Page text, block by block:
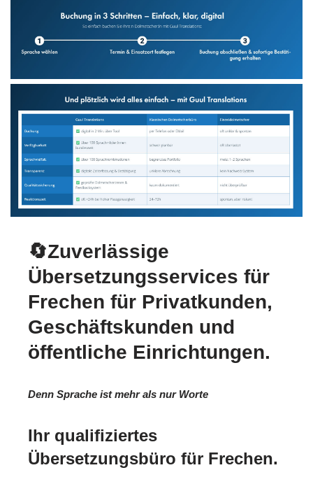
🔄Zuverlässige
Übersetzungsservices für
Frechen für Privatkunden,
Geschäftskunden und
öffentliche Einrichtungen.
Denn Sprache ist mehr als nur Worte
Ihr qualifiziertes
Übersetzungsbüro für Frechen.